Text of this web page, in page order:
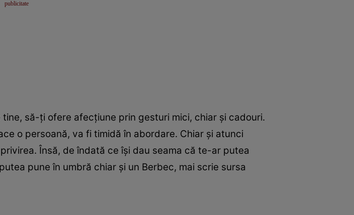
să-ţi ofere afecţiune prin gesturi mici, chiar şi cadouri.
o persoană, va fi timidă în abordare. Chiar şi atunci
Însă, de îndată ce îşi dau seama că te-ar putea
pune în umbră chiar şi un Berbec, mai scrie sursa